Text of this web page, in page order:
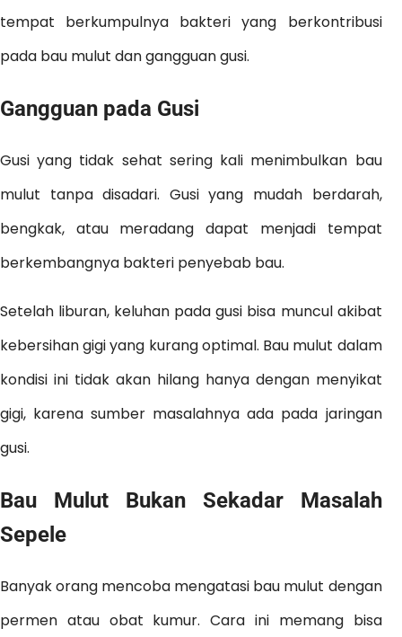
tempat berkumpulnya bakteri yang berkontribusi
pada bau mulut dan gangguan gusi.
Gangguan pada Gusi
Gusi yang tidak sehat sering kali menimbulkan bau
mulut tanpa disadari. Gusi yang mudah berdarah,
bengkak, atau meradang dapat menjadi tempat
berkembangnya bakteri penyebab bau.
Setelah liburan, keluhan pada gusi bisa muncul akibat
kebersihan gigi yang kurang optimal. Bau mulut dalam
kondisi ini tidak akan hilang hanya dengan menyikat
gigi, karena sumber masalahnya ada pada jaringan
gusi.
Bau Mulut Bukan Sekadar Masalah
Sepele
Banyak orang mencoba mengatasi bau mulut dengan
permen atau obat kumur. Cara ini memang bisa